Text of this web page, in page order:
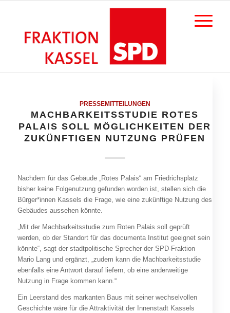
PRESSEMITTEILUNGEN
MACHBARKEITSSTUDIE ROTES
PALAIS SOLL MÖGLICHKEITEN DER
ZUKÜNFTIGEN NUTZUNG PRÜFEN
Nachdem für das Gebäude „Rotes Palais“ am Friedrichsplatz
bisher keine Folgenutzung gefunden worden ist, stellen sich die
Bürger*innen Kassels die Frage, wie eine zukünftige Nutzung des
Gebäudes aussehen könnte.
„Mit der Machbarkeitsstudie zum Roten Palais soll geprüft
werden, ob der Standort für das documenta Institut geeignet sein
könnte“, sagt der stadtpolitische Sprecher der SPD-Fraktion
Mario Lang und ergänzt, „zudem kann die Machbarkeitsstudie
ebenfalls eine Antwort darauf liefern, ob eine anderweitige
Nutzung in Frage kommen kann.“
Ein Leerstand des markanten Baus mit seiner wechselvollen
Geschichte wäre für die Attraktivität der Innenstadt Kassels